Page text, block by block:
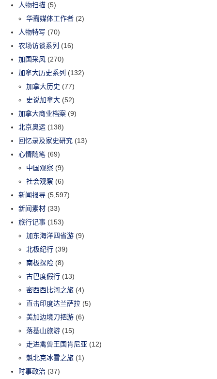
人物扫描 (5)
华裔媒体工作者 (2)
人物特写 (70)
农场访谈系列 (16)
加国采风 (270)
加拿大历史系列 (132)
加拿大历史 (77)
史说加拿大 (52)
加拿大商业档案 (9)
北京奥运 (138)
回忆录及家史研究 (13)
心情随笔 (69)
中国观察 (9)
社会观察 (6)
新闻报导 (5,597)
新闻素材 (33)
旅行记事 (153)
加东海洋四省游 (9)
北极纪行 (39)
南极探险 (8)
古巴度假行 (13)
密西西比河之旅 (4)
直击印度达兰萨拉 (5)
美加边境刀把游 (6)
落基山旅游 (15)
走进禽兽王国肯尼亚 (12)
魁北克冰雪之旅 (1)
时事政治 (37)